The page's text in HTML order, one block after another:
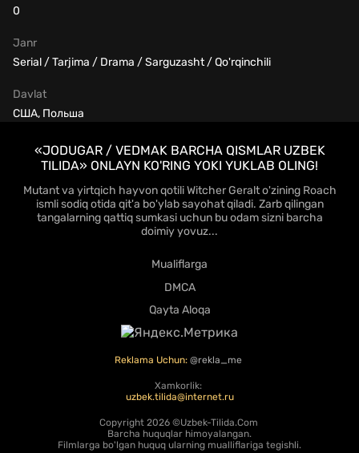
Janr
Serial / Tarjima / Drama / Sarguzasht / Qo'rqinchili
Davlat
США, Польша
0
«JODUGAR / VEDMAK BARCHA QISMLAR UZBEK
TILIDA» ONLAYN KO'RING YOKI YUKLAB OLING!
Mutant va yirtqich hayvon qotili Witcher Geralt o'zining Roach
ismli sodiq otida qit'a bo'ylab sayohat qiladi. Zarb qilingan
tangalarning qattiq sumkasi uchun bu odam sizni barcha
doimiy yovuz...
Mualiflarga
DMCA
Qayta Aloqa
Reklama Uchun: @rekla_me
Xamkorlik:
uzbek.tilida@internet.ru
Copyright 2026 ©Uzbek-Tilida.Com
Barcha huquqlar himoyalangan.
Filmlarga bo'lgan huquq ularning mualliflariga tegishli.